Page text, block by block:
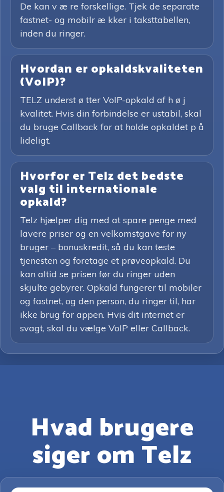
De kan v æ re forskellige. Tjek de separate
fastnet- og mobilr æ kker i taksttabellen,
inden du ringer.
Hvordan er opkaldskvaliteten
(VoIP)?
TELZ underst ø tter VoIP-opkald af h ø j
kvalitet. Hvis din forbindelse er ustabil, skal
du bruge Callback for at holde opkaldet p å
lideligt.
Hvorfor er Telz det bedste
valg til internationale
opkald?
Telz hjælper dig med at spare penge med
lavere priser og en velkomstgave for ny
bruger – bonuskredit, så du kan teste
tjenesten og foretage et prøveopkald. Du
kan altid se prisen før du ringer uden
skjulte gebyrer. Opkald fungerer til mobiler
og fastnet, og den person, du ringer til, har
ikke brug for appen. Hvis dit internet er
svagt, skal du vælge VoIP eller Callback.
Hvad brugere
siger om Telz